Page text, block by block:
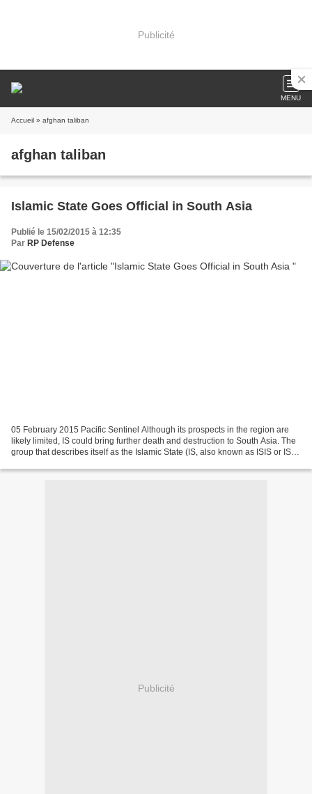
Publicité
MENU
Accueil » afghan taliban
afghan taliban
Islamic State Goes Official in South Asia
Publié le 15/02/2015 à 12:35
Par RP Defense
05 February 2015 Pacific Sentinel Although its prospects in the region are
likely limited, IS could bring further death and destruction to South Asia. The
group that describes itself as the Islamic State (IS, also known as ISIS or ISIL)
Publicité